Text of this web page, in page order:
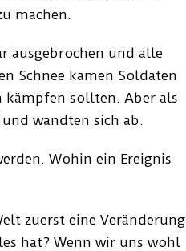
machen.
ausgebrochen und alle
Schnee kamen Soldaten
kämpfen sollten. Aber als
wandten sich ab.
Wohin ein Ereignis
zuerst eine Veränderung
hat? Wenn wir uns wohl